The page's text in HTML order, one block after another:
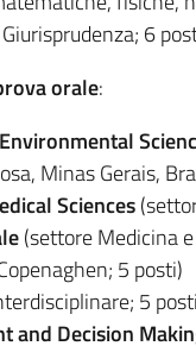
6
orale:
Minas Gerais,
Sciences
(settore Medicina
5 posti)
5
and Decision